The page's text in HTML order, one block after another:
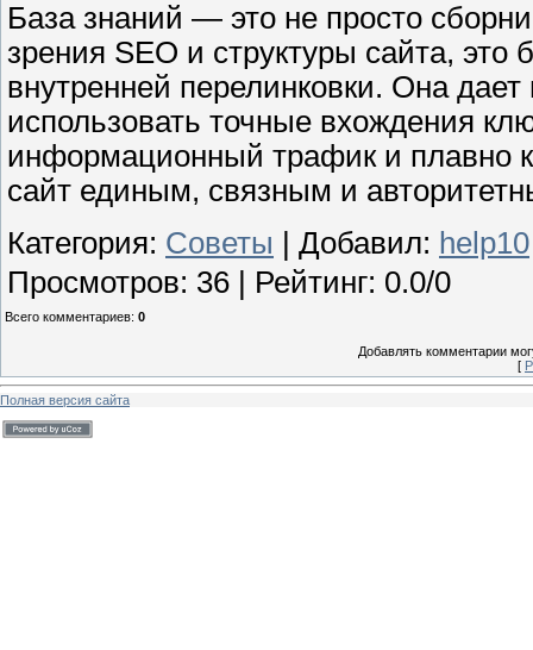
База знаний — это не просто
зрения SEO и структуры сайта, это
внутренней перелинковки. Она
использовать точные вхождения
информационный трафик и плавно
сайт единым, связным и
Категория: Советы Добавил: help10
Просмотров: 36 Рейтинг: 0.0/0
Всего комментариев: 0
Добавлять комментарии
[
Полная версия сайта